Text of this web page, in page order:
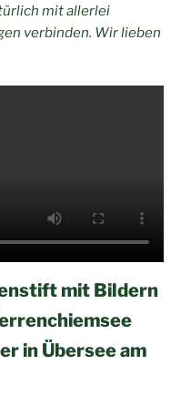
mit allerlei
verbinden. Wir lieben
mit Bildern
in Übersee am